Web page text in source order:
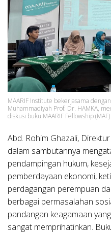
MAARIF Institute bekerjasama
Muhammadiyah Prof. Dr. HAMKA,
diskusi buku MAARIF Fellowship (MAF)
Abd. Rohim Ghazali,
dalam sambutannya
pendampingan hukum,
pemberdayaan ekonomi,
perdagangan perempuan
berbagai permasalahan
pandangan keagamaan
sangat memprihatinkan.